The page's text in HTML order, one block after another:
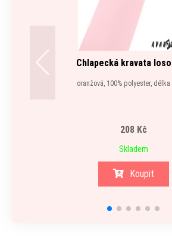
Chlapecká kravata
oranžová, 100% polyester, délka
208 Kč
Skladem
Koupit